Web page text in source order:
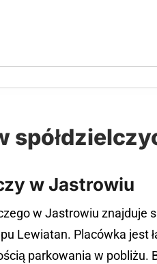
w Jastrowiu
w Jastrowiu znajduje
Lewiatan. Placówka jest
parkowania w pobliżu.